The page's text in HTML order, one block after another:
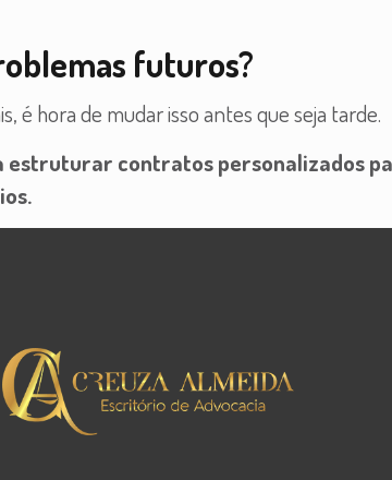
futuros?
é hora de mudar isso antes que seja tarde.
estruturar contratos personalizados